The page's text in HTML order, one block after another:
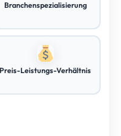
Branchenspezialisierung
Preis-Leistungs-Verhältnis